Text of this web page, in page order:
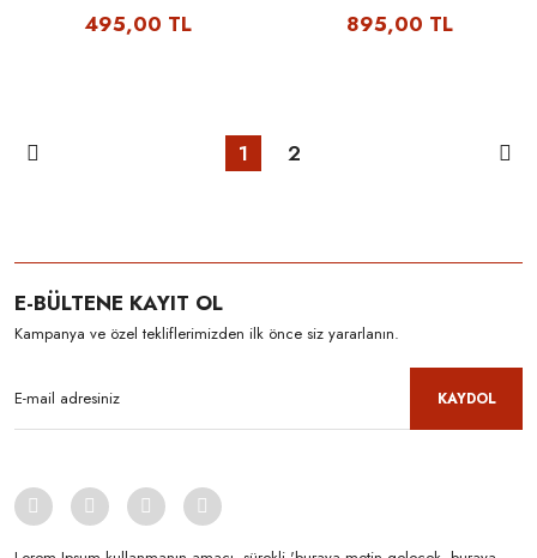
495,00 TL 895,00 TL
1 2
E-BÜLTENE KAYIT OL
Kampanya ve özel tekliflerimizden ilk önce siz yararlanın.
KAYDOL